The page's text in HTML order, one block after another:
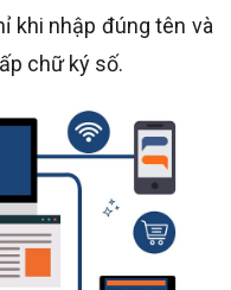
khi nhập đúng tên và
chữ ký số.